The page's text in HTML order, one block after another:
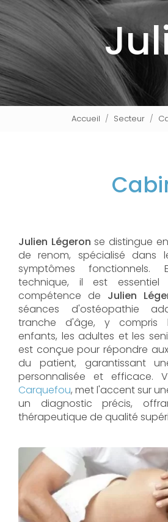
Accueil Secteur
Julien Légeron se distingue
de renom, spécialisé dans
symptômes
technique, il est
compétence de Julien
séances d'ostéopathie
tranche d'âge, y compris
enfants, les adultes et les
est conçue pour répondre
du patient, garantissant
personnalisée et efficace.
Carquefou, met l'accent sur
un diagnostic précis,
thérapeutique de qualité